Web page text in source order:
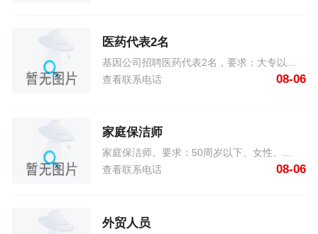
医药代表2名
基因公司招聘医药代表2名，要求：大专以...
查看联系电话
08-06
家庭保洁师
家庭保洁师。要求：50周岁以下、女性、...
查看联系电话
08-06
外贸人员